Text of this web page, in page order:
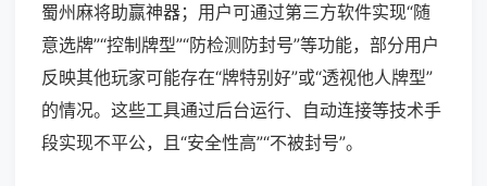
蜀州麻将助赢神器；用户可通过第三方软件实现“随
意选牌”“控制牌型”“防检测防封号”等功能，部分用户
反映其他玩家可能存在“牌特别好”或“透视他人牌型”
的情况。这些工具通过后台运行、自动连接等技术手
段实现不平公，且“安全性高”“不被封号”。